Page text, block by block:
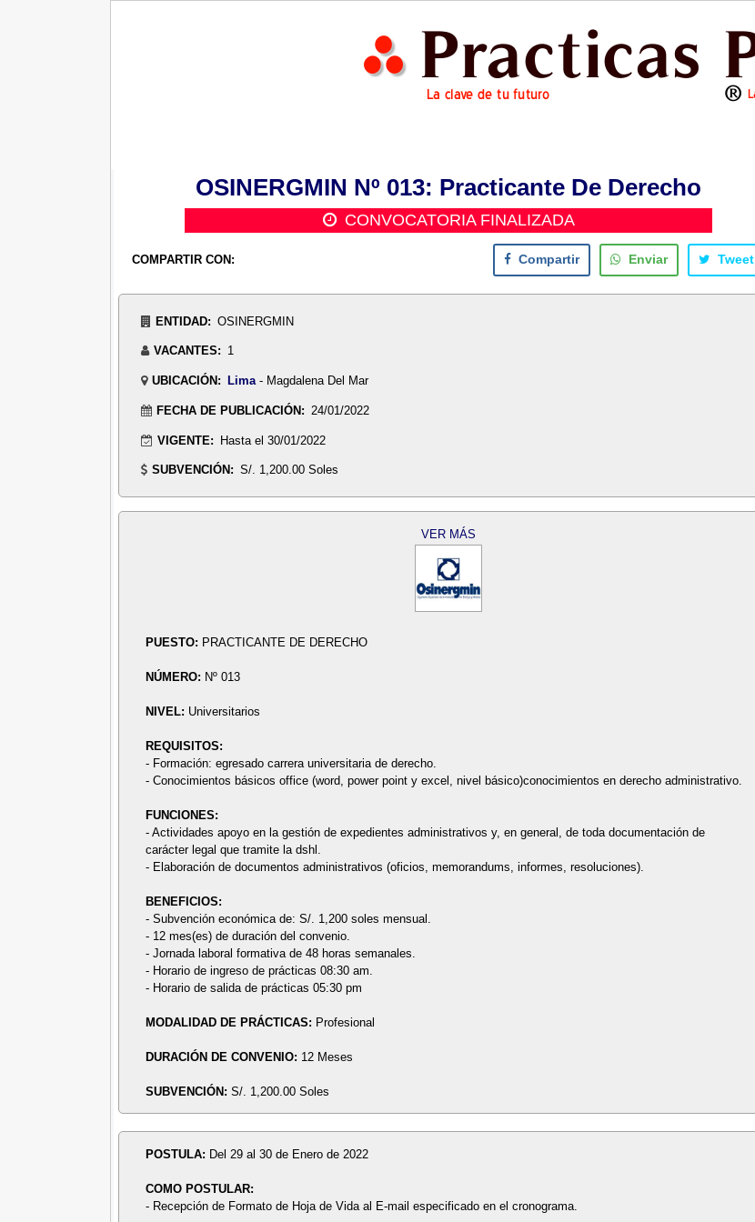
OSINERGMIN Nº 013: Practicante De Derecho
CONVOCATORIA FINALIZADA
COMPARTIR CON: Compartir Enviar Tweet
ENTIDAD: OSINERGMIN
VACANTES: 1
UBICACIÓN: Lima- Magdalena Del Mar
FECHA DE PUBLICACIÓN: 24/01/2022
VIGENTE: Hasta el 30/01/2022
SUBVENCIÓN: S/. 1,200.00 Soles
VER MÁS
PUESTO: PRACTICANTE DE DERECHO
NÚMERO: Nº 013
NIVEL: Universitarios
REQUISITOS:
- Formación: egresado carrera universitaria de derecho.
- Conocimientos básicos office (word, power point y excel, nivel básico)conocimientos en derecho administrativo.
FUNCIONES:
- Actividades apoyo en la gestión de expedientes administrativos y, en general, de toda documentación de
carácter legal que tramite la dshl.
- Elaboración de documentos administrativos (oficios, memorandums, informes, resoluciones).
BENEFICIOS:
- Subvención económica de: S/. 1,200 soles mensual.
- 12 mes(es) de duración del convenio.
- Jornada laboral formativa de 48 horas semanales.
- Horario de ingreso de prácticas 08:30 am.
- Horario de salida de prácticas 05:30 pm
MODALIDAD DE PRÁCTICAS: Profesional
DURACIÓN DE CONVENIO: 12 Meses
SUBVENCIÓN:S/. 1,200.00 Soles
POSTULA: Del 29 al 30 de Enero de 2022
COMO POSTULAR:
- Recepción de Formato de Hoja de Vida al E-mail especificado en el cronograma.